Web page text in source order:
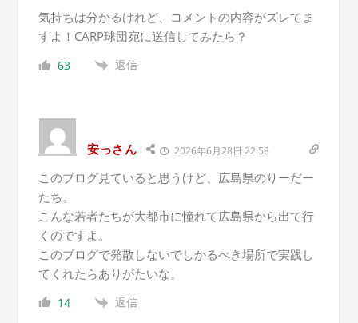
気持ちは分かるけれど、コメントの内容がズレてま
すよ！CARP球団宛に送信してみたら？
63 返信
安っさん 2026年6月28日 22:58
このブログ見ていると思うけど、広島県のりーだー
たち。
こんな若者たちが大都市に憧れて広島県から出て行
くのですよ。
このブログで発散しないでしかるべき場所で実践し
てくれたらありがたいな。
14 返信